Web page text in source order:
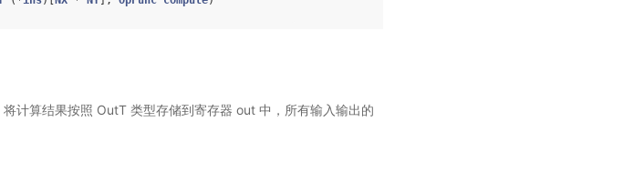
计算结果按照 OutT 类型存储到寄存器 out 中，所有输入输出的